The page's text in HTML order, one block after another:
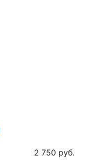
2 750 руб.